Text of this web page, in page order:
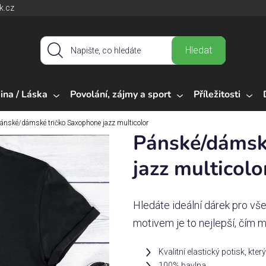
Hledat
/ Láska Povolání, zájmy a sport Příležitosti
dámské tričko Saxophone jazz multicolor
Pánské/
jazz
Hledáte ideální dárek pro
motivem je to nejlepší, čím
Kvalitní elastický potisk,